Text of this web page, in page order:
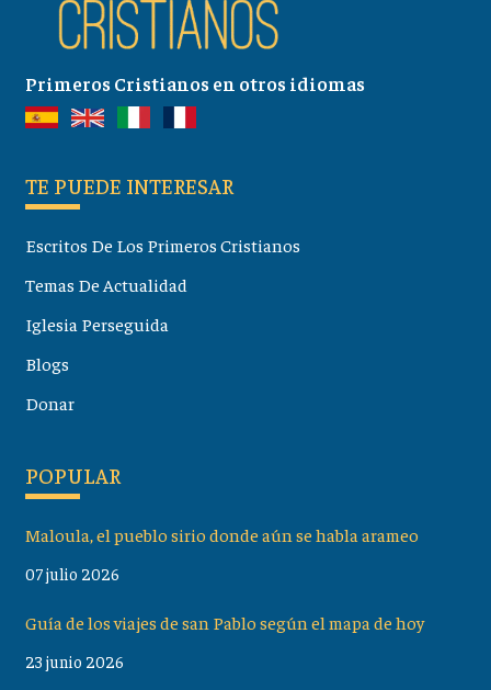
Primeros Cristianos en otros idiomas
TE PUEDE INTERESAR
Escritos De Los Primeros Cristianos
Temas De Actualidad
Iglesia Perseguida
Blogs
Donar
POPULAR
Maloula, el pueblo sirio donde aún se habla arameo
07 julio 2026
Guía de los viajes de san Pablo según el mapa de hoy
23 junio 2026